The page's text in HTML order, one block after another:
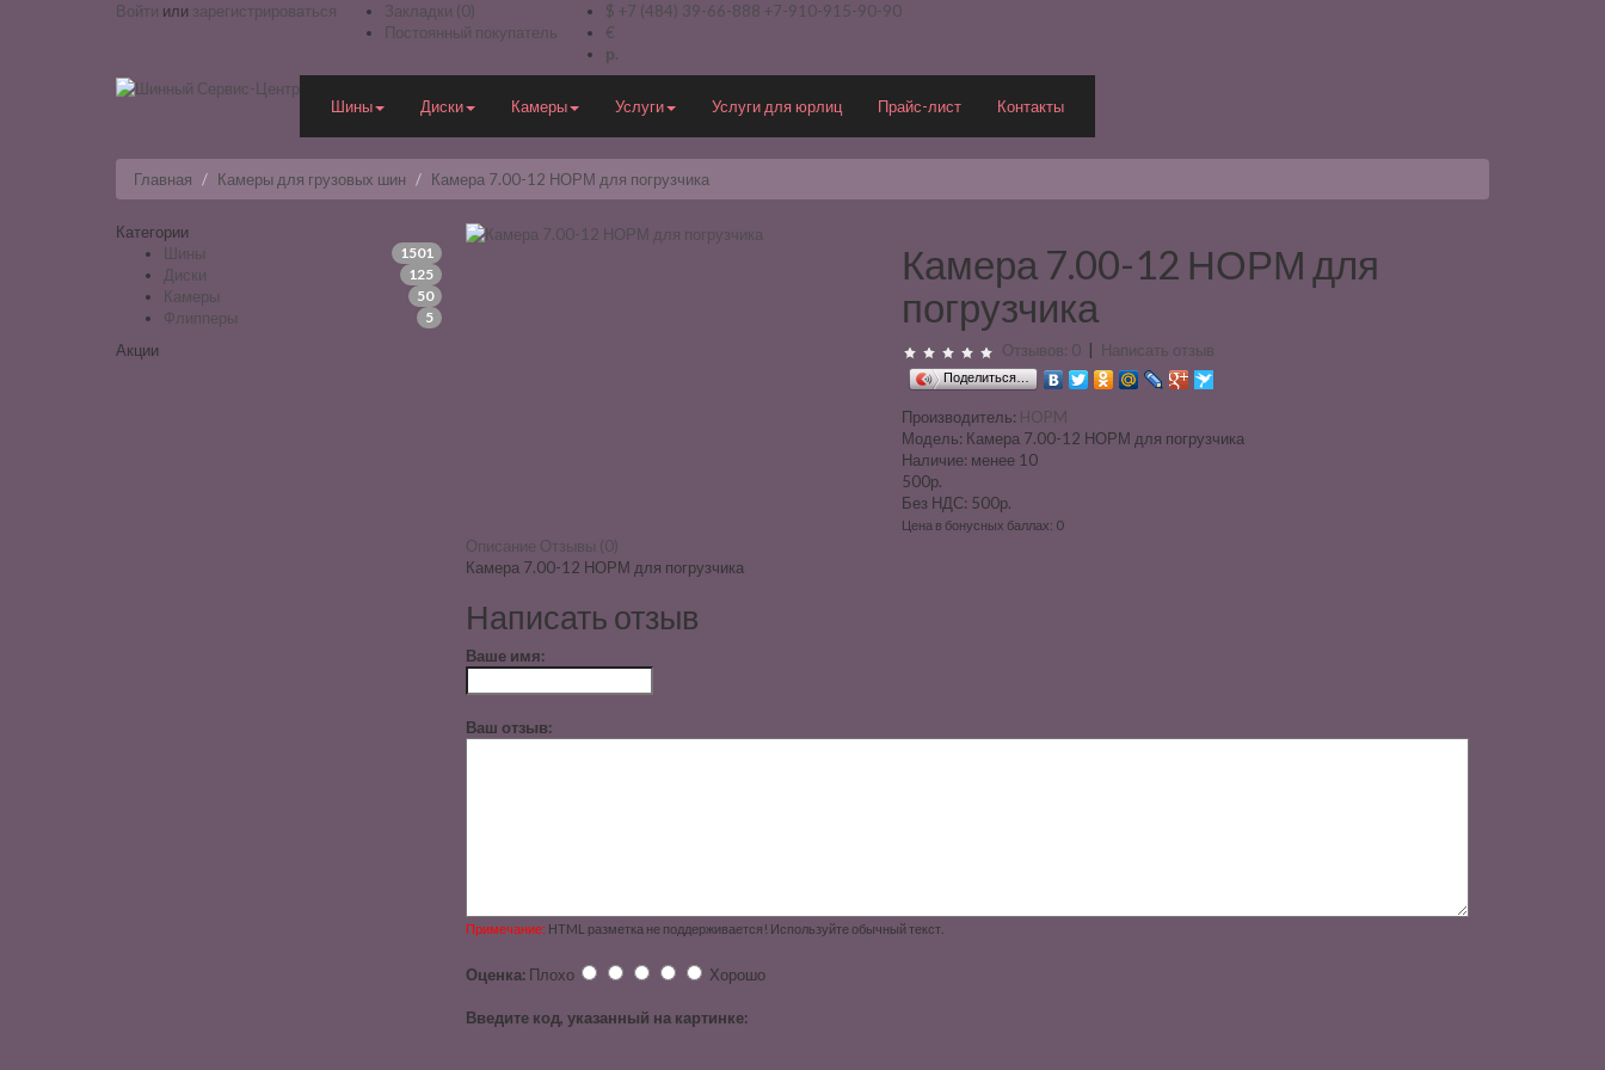
Войти или зарегистрироваться
Закладки (0)
Постоянный покупатель
$
€
р.
+7 (484) 39-66-888 +7-910-915-90-90
Шины Диски Камеры Услуги Услуги для юрлиц Прайс-лист Контакты
Главная Камеры для грузовых шин Камера 7.00-12 НОРМ для погрузчика
Категории
Шины
1501
Диски 125
Камеры 50
Флипперы 5
Акции
Камера 7.00-12 НОРМ для
погрузчика
Отзывов: 0 Написать отзыв
Поделиться…
Производитель: HOPM
Модель: Камера 7.00-12 НОРМ для погрузчика
Наличие: менее 10
500р.
Без НДС: 500р.
Цена в бонусных баллах: 0
Описание Отзывы (0)
Камера 7.00-12 НОРМ для погрузчика
Написать отзыв
Ваше имя:
Ваш отзыв:
Примечание: HTML разметка не поддерживается! Используйте обычный текст.
Оценка: Плохо Хорошо
Введите код, указанный на картинке: